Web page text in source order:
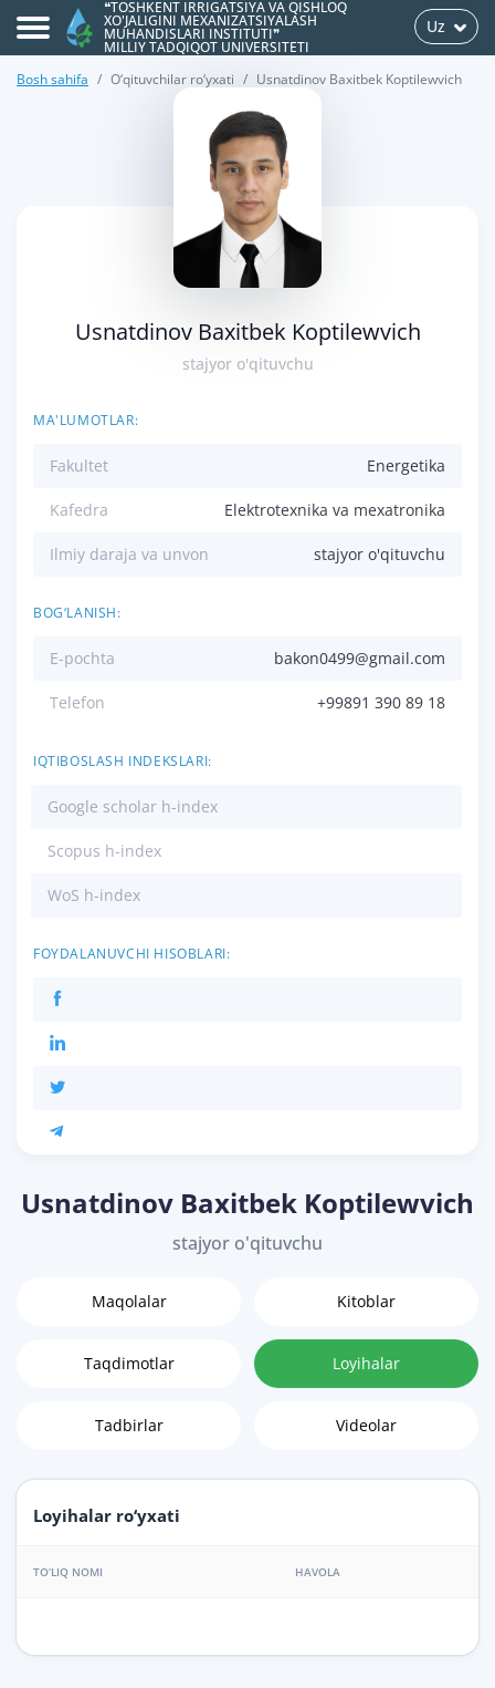
❝TOSHKENT IRRIGATSIYA VA QISHLOQ
XO'JALIGINI MEXANIZATSIYALASH
MUHANDISLARI INSTITUTI❞
MILLIY TADQIQOT UNIVERSITETI
Uz
Bosh sahifa O‘qituvchilar ro‘yxati Usnatdinov Baxitbek Koptilewvich
Usnatdinov Baxitbek Koptilewvich
stajyor o'qituvchu
MA'LUMOTLAR:
Fakultet Energetika
Kafedra Elektrotexnika va mexatronika
Ilmiy daraja va unvon stajyor o'qituvchu
BOG‘LANISH:
E-pochta bakon0499@gmail.com
Telefon +99891 390 89 18
IQTIBOSLASH INDEKSLARI:
Google scholar h-index
Scopus h-index
WoS h-index
FOYDALANUVCHI HISOBLARI:
Usnatdinov Baxitbek Koptilewvich
stajyor o'qituvchu
Maqolalar Kitoblar
Taqdimotlar Loyihalar
Tadbirlar Videolar
Loyihalar ro‘yxati
TO‘LIQ NOMI HAVOLA